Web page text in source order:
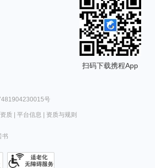
扫码下载携程App
号
质| 平台信息 资质与规则
书